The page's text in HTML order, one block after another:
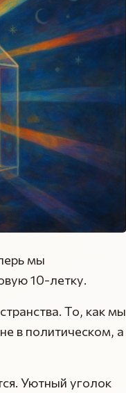
мы
10-летку.
То, как мы
в политическом, а
Уютный уголок